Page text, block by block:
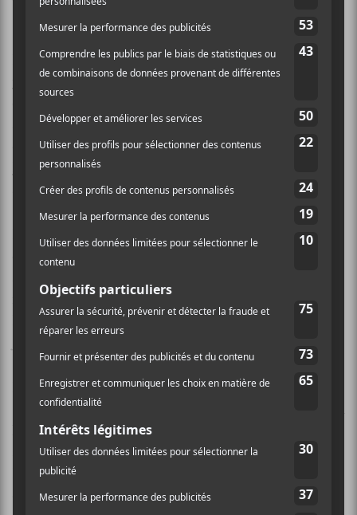
La chansonJe veux pas jugerest disponible en
téléchargement gratuitsur le site Web de l’artiste. Elle
absurdes, mettant en vedettePérusse
lui-même ainsi
que Dominique Massicotte du trio comique
Les Pic-
. Lesconnoisseurs
à la barre de l’émission de radioDes si et des rais.
La «toune» propose des sonorités répondant aux
codes du rock progressif : flûte traversière, guitares
mélodies de voix inspirées des traditions celtiques.
Dans le fond, on croirait entendre une imitation de
Jethro Tull
Le prolifique humoriste montarvillois a vendu plus de
1,5 million d’exemplaires en carrière. Il faut dire qu’il a
le sens des affaires, puisque ses disques se retrouvent
sur les tablettes juste à temps pour la période des fêtes.
Pour faire exception à la règle,
que le format numérique de son 11e Tome, en